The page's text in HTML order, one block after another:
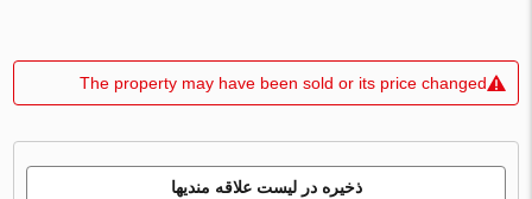
The property may have been sold or its price changed
ذخیره در لیست علاقه مندیها